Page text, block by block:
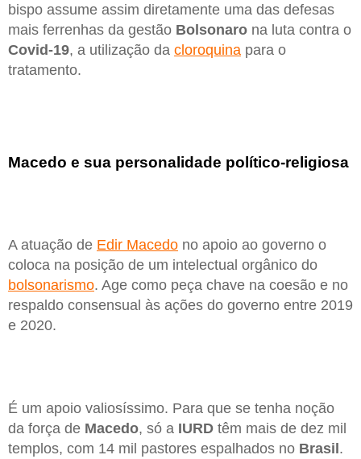
bispo assume assim diretamente uma das defesas
mais ferrenhas da gestão Bolsonaro na luta contra o
Covid-19, a utilização da cloroquina para o
tratamento.
Macedo e sua personalidade político-religiosa
A atuação de Edir Macedo no apoio ao governo o
coloca na posição de um intelectual orgânico do
bolsonarismo. Age como peça chave na coesão e no
respaldo consensual às ações do governo entre 2019
e 2020.
É um apoio valiosíssimo. Para que se tenha noção
da força de Macedo, só a IURD têm mais de dez mil
templos, com 14 mil pastores espalhados no Brasil.